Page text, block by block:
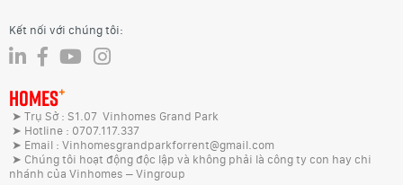
Kết nối với chúng tôi:
HOMES+
➤ Trụ Sở : S1.07 Vinhomes Grand Park
➤ Hotline : 0707.117.337
➤ Email : Vinhomesgrandparkforrent@gmail.com
➤ Chúng tôi hoạt động độc lập và không phải là công ty con hay chi
nhánh của Vinhomes – Vingroup